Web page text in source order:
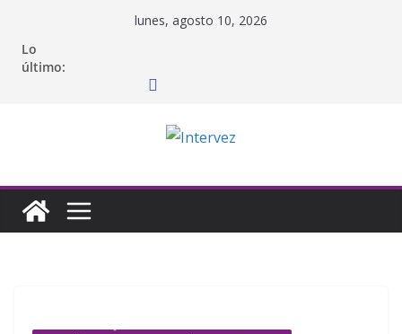
contenido
lunes, agosto 10, 2026
Lo
último: